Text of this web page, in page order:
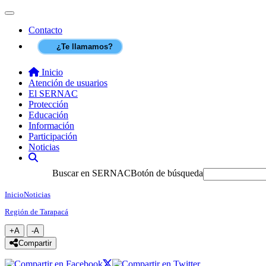
Contenido principal
Toggle navigation
Contacto
¿Te llamamos?
Inicio
Atención de usuarios
El SERNAC
Protección
Educación
Información
Participación
Noticias
Buscar en SERNACBotón de búsqueda
InicioNoticias
Región de Tarapacá
+A
Agrandar texto
-A
Achicar texto
icono compartir
Compartir